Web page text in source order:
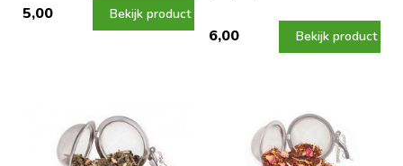
5,00 Bekijk product
6,00 Bekijk product